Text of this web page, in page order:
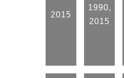
2015
1990,
2015